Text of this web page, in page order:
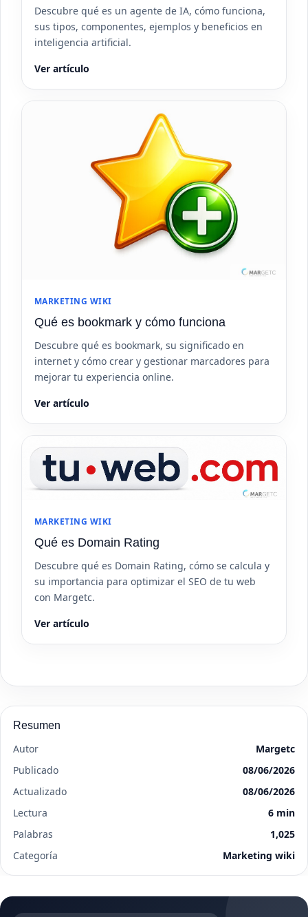
Descubre qué es un agente de IA, cómo funciona,
sus tipos, componentes, ejemplos y beneficios en
inteligencia artificial.
Ver artículo
MARKETING WIKI
Qué es bookmark y cómo funciona
Descubre qué es bookmark, su significado en
internet y cómo crear y gestionar marcadores para
mejorar tu experiencia online.
Ver artículo
MARKETING WIKI
Qué es Domain Rating
Descubre qué es Domain Rating, cómo se calcula y
su importancia para optimizar el SEO de tu web
con Margetc.
Ver artículo
Resumen
Autor
Margetc
Publicado
08/06/2026
Actualizado
08/06/2026
Lectura
6 min
Palabras
1,025
Categoría
Marketing wiki